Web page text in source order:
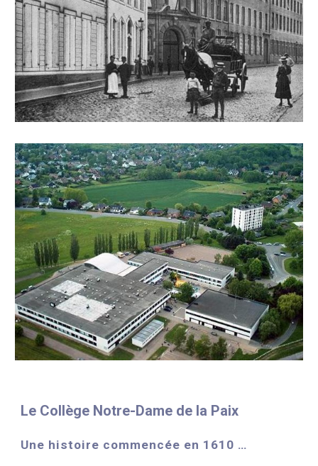
Le Collège Notre-Dame de la Paix
Une histoire commencée en 1610 …